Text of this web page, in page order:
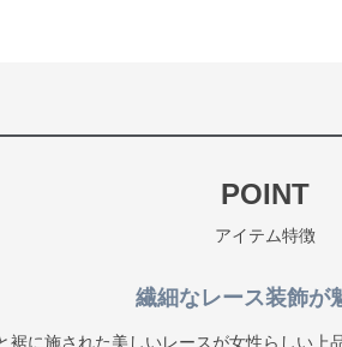
POINT
アイテム特徴
繊細なレース装飾が
裾に施された美しいレースが女性らしい上